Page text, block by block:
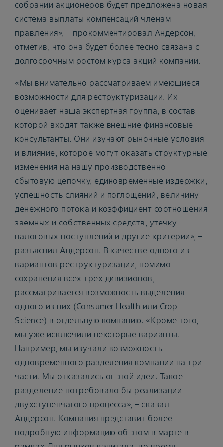
собрании акционеров будет предложена новая
система выплаты компенсаций членам
правления», – прокомментировал Андерсон,
отметив, что она будет более тесно связана с
долгосрочным ростом курса акций компании.
«Мы внимательно рассматриваем имеющиеся
возможности для реструктуризации. Их
оценивает наша экспертная группа, в состав
которой входят также внешние финансовые
консультанты. Они изучают рыночные условия
и влияние, которое могут оказать структурные
изменения на нашу производственно-
сбытовую цепочку, единовременные издержки,
успешность слияний и поглощений, величину
денежного потока и коэффициент соотношения
заемных и собственных средств, утечку
налоговых поступлений и другие критерии», –
разъяснил Андерсон. В качестве одного из
вариантов реструктуризации, помимо
сохранения всех трех дивизионов,
рассматривается возможность выделения
одного из них (Consumer Health или Crop
Science) в отдельную компанию. «Кроме того,
мы уже исключили некоторые варианты.
Например, мы изучали возможность
одновременного разделения компании на три
части. Мы отказались от этой идеи. Такое
разделение потребовало бы реализации
двухступенчатого процесса», – сказал
Андерсон. Компания представит более
подробную информацию об этом в марте в